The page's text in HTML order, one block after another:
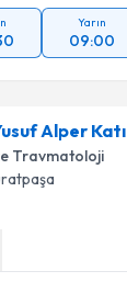
Yarın
09:00
Alper Katı
Travmatoloji